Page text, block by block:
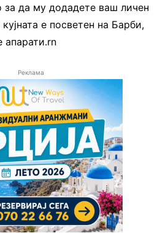
за да му додадете ваш личен
е посветен на Барби,
апарати.rn
Реклама